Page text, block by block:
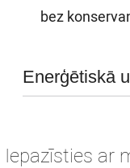
bez
Enerģētiskā
Iepazīsties ar